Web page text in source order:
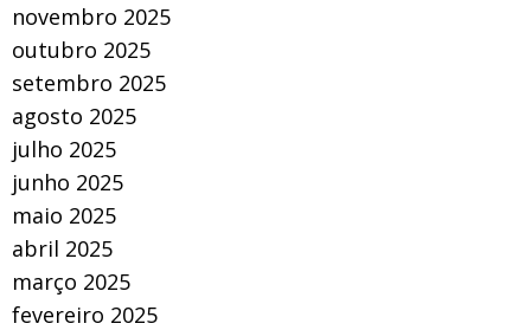
novembro 2025
outubro 2025
setembro 2025
agosto 2025
julho 2025
junho 2025
maio 2025
abril 2025
março 2025
fevereiro 2025